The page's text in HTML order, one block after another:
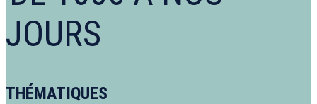
JOURS
THÉMATIQUES